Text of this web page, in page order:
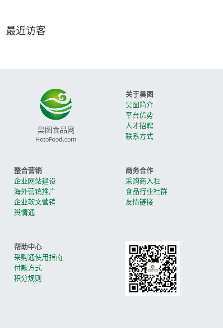
最近访客
昊图食品网
HotoFood.com
关于昊图
昊图简介
平台优势
人才招聘
联系方式
整合营销
企业网站建设
海外营销推广
企业软文营销
舆情通
商务合作
采购商入驻
食品行业社群
友情链接
帮助中心
采购通使用指南
付款方式
积分规则